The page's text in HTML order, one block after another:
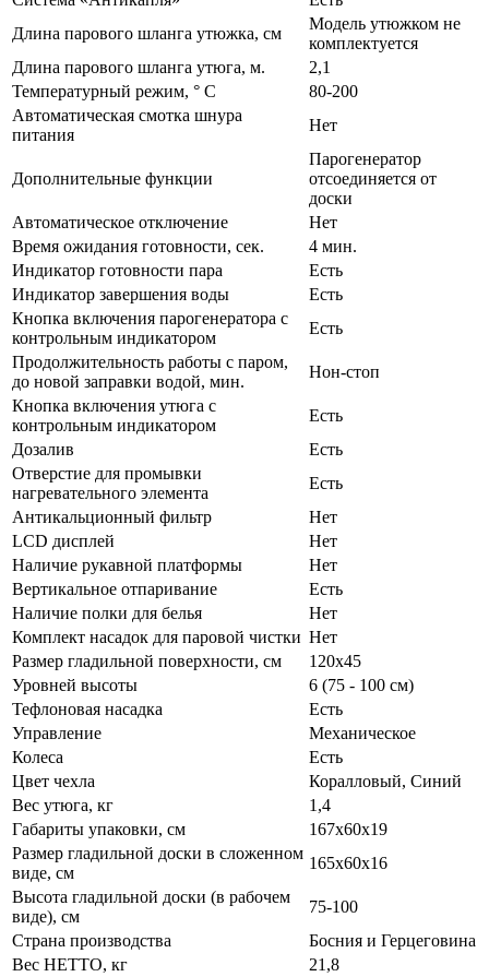
Длина парового шланга утюжка, см
Модель утюжком не
комплектуется
Длина парового шланга утюга, м.
2,1
Температурный режим, ° С
80-200
Автоматическая смотка шнура
питания
Нет
Дополнительные функции
Парогенератор
отсоединяется от
доски
Автоматическое отключение
Нет
Время ожидания готовности, сек.
4 мин.
Индикатор готовности пара
Есть
Индикатор завершения воды
Есть
Кнопка включения парогенератора с
контрольным индикатором
Есть
Продолжительность работы с паром,
до новой заправки водой, мин.
Нон-стоп
Кнопка включения утюга с
контрольным индикатором
Есть
Дозалив
Есть
Отверстие для промывки
нагревательного элемента
Есть
Антикальционный фильтр
Нет
LCD дисплей
Нет
Наличие рукавной платформы
Нет
Вертикальное отпаривание
Есть
Наличие полки для белья
Нет
Комплект насадок для паровой чистки Нет
Размер гладильной поверхности, см
120х45
Уровней высоты
6 (75 - 100 см)
Тефлоновая насадка
Есть
Управление
Механическое
Колеса
Есть
Цвет чехла
Коралловый, Синий
Вес утюга, кг
1,4
Габариты упаковки, см
167х60х19
Размер гладильной доски в сложенном
виде, см
165х60х16
Высота гладильной доски (в рабочем
виде), см
75-100
Страна производства
Босния и Герцеговина
Вес НЕТТО, кг
21,8